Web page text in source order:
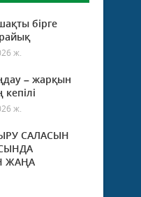
бірге
ж.
– жарқын
ж.
САЛАСЫН
ЖАҢА